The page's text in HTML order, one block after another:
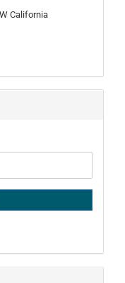
California